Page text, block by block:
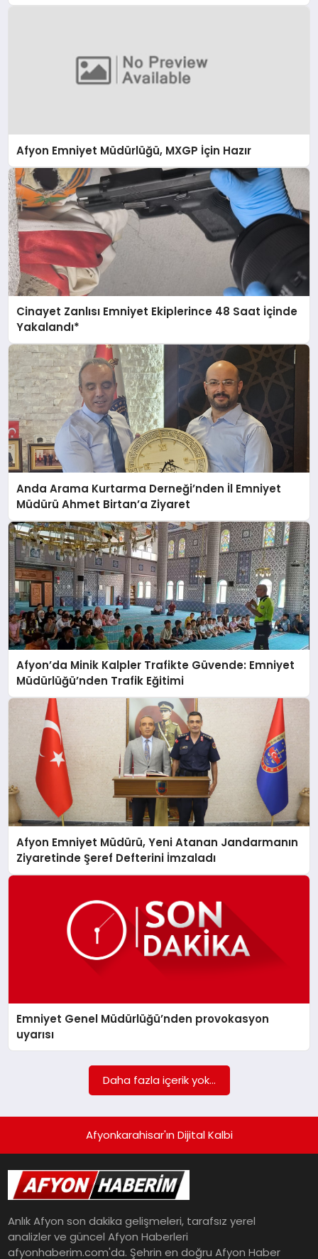
Afyon Emniyet Müdürlüğü, MXGP İçin Hazır
Cinayet Zanlısı Emniyet Ekiplerince 48 Saat İçinde
Yakalandı*
Anda Arama Kurtarma Derneği’nden İl Emniyet
Müdürü Ahmet Birtan’a Ziyaret
Afyon’da Minik Kalpler Trafikte Güvende: Emniyet
Müdürlüğü’nden Trafik Eğitimi
Afyon Emniyet Müdürü, Yeni Atanan Jandarmanın
Ziyaretinde Şeref Defterini İmzaladı
Emniyet Genel Müdürlüğü’nden provokasyon
uyarısı
Daha fazla içerik yok...
Afyonkarahisar'ın Dijital Kalbi
Anlık Afyon son dakika gelişmeleri, tarafsız yerel
analizler ve güncel Afyon Haberleri
afyonhaberim.com'da. Şehrin en doğru Afyon Haber